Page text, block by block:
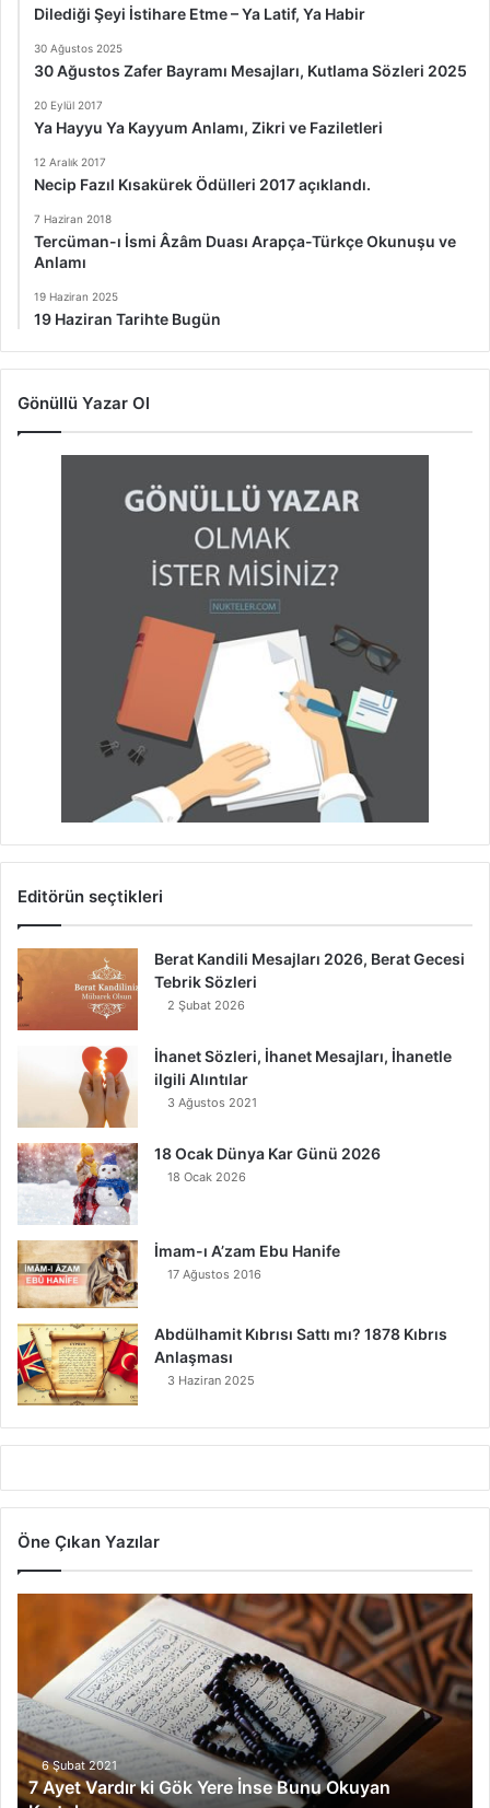
Dilediği Şeyi İstihare Etme – Ya Latif, Ya Habir
30 Ağustos 2025
30 Ağustos Zafer Bayramı Mesajları, Kutlama Sözleri 2025
20 Eylül 2017
Ya Hayyu Ya Kayyum Anlamı, Zikri ve Faziletleri
12 Aralık 2017
Necip Fazıl Kısakürek Ödülleri 2017 açıklandı.
7 Haziran 2018
Tercüman-ı İsmi Âzâm Duası Arapça-Türkçe Okunuşu ve
Anlamı
19 Haziran 2025
19 Haziran Tarihte Bugün
Gönüllü Yazar Ol
Editörün seçtikleri
Berat Kandili Mesajları 2026, Berat Gecesi
Tebrik Sözleri
2 Şubat 2026
İhanet Sözleri, İhanet Mesajları, İhanetle
ilgili Alıntılar
3 Ağustos 2021
18 Ocak Dünya Kar Günü 2026
18 Ocak 2026
İmam-ı A’zam Ebu Hanife
17 Ağustos 2016
Abdülhamit Kıbrısı Sattı mı? 1878 Kıbrıs
Anlaşması
3 Haziran 2025
Öne Çıkan Yazılar
t
V
a
r
d
6 Şubat 2021
7 Ayet Vardır ki Gök Yere İnse Bunu Okuyan